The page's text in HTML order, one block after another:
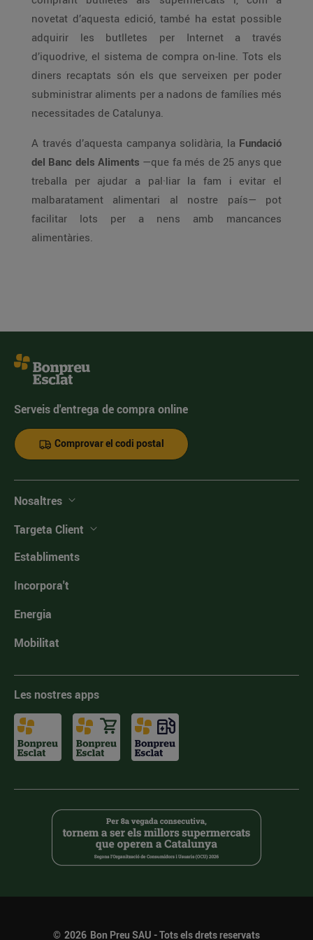
novetat d’aquesta edició, també ha estat possible
adquirir les butlletes per Internet a través
d’iquodrive, el sistema de compra on-line. Tots els
diners recaptats són els que serveixen per poder
subministrar aliments per a nadons de famílies més
necessitades de Catalunya.
A través d’aquesta campanya solidària, la Fundació
del Banc dels Aliments —que fa més de 25 anys que
treballa per ajudar a pal·liar la fam i evitar el
malbaratament alimentari al nostre país— pot
facilitar lots per a nens amb mancances
alimentàries.
Serveis d'entrega de compra online
Comprovar el codi postal
Nosaltres
Targeta Client
Establiments
Incorpora't
Energia
Mobilitat
Les nostres apps
© 2026 Bon Preu SAU - Tots els drets reservats